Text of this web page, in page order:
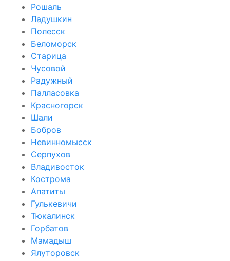
Рошаль
Ладушкин
Полесск
Беломорск
Старица
Чусовой
Радужный
Палласовка
Красногорск
Шали
Бобров
Невинномысск
Серпухов
Владивосток
Кострома
Апатиты
Гулькевичи
Тюкалинск
Горбатов
Мамадыш
Ялуторовск